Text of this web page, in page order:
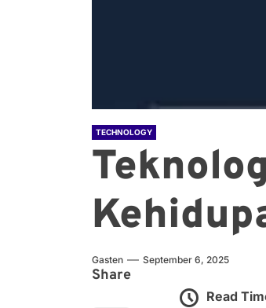
TECHNOLOGY
Gasten September 6, 2025
Share
Read